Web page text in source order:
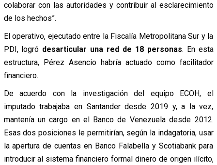
colaborar con las autoridades y contribuir al esclarecimiento
de los hechos”.
El operativo, ejecutado entre la Fiscalía Metropolitana Sur y la
PDI, logró desarticular una red de 18 personas. En esta
estructura, Pérez Asencio habría actuado como facilitador
financiero.
De acuerdo con la investigación del equipo ECOH, el
imputado trabajaba en Santander desde 2019 y, a la vez,
mantenía un cargo en el Banco de Venezuela desde 2012.
Esas dos posiciones le permitirían, según la indagatoria, usar
la apertura de cuentas en Banco Falabella y Scotiabank para
introducir al sistema financiero formal dinero de origen ilícito,